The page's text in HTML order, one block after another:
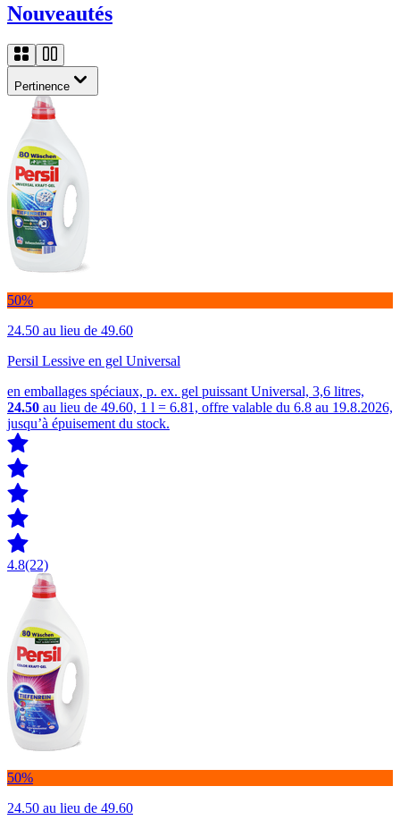
Nouveautés
Pertinence
50%
24.50 au lieu de 49.60
Persil Lessive en gel Universal
en emballages spéciaux, p. ex. gel puissant Universal, 3,6 litres,
24.50 au lieu de 49.60, 1 l = 6.81, offre valable du 6.8 au 19.8.2026,
jusqu’à épuisement du stock.
4.8(22)
50%
24.50 au lieu de 49.60